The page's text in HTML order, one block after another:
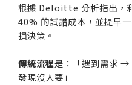
根據 Deloitte 分析指出，
40% 的試錯成本，並提早
損決策。
傳統流程是：「遇到需求
發現沒人要」